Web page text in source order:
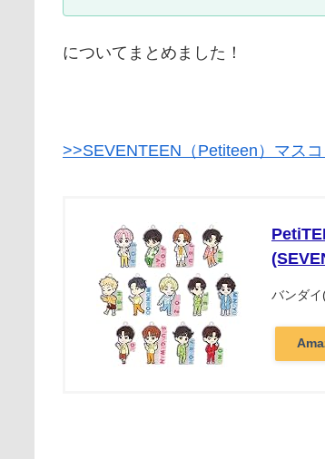
についてまとめました！
>>SEVENTEEN（Petiteen）マス
バンダイ